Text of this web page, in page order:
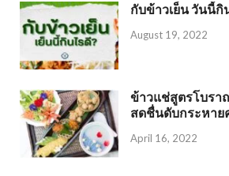
กับข้าวเย็น วันนี้กิ
August 19, 2022
ข้าวแช่สูตรโบรา
สดชื่นดับกระหาย
April 16, 2022